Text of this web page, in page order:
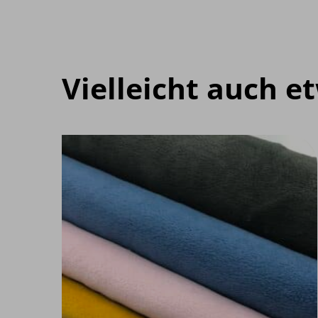
Vielleicht auch